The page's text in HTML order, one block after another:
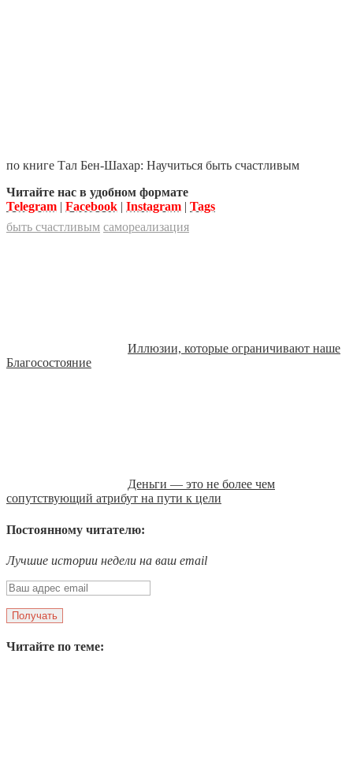
по книге Тал Бен-Шахар: Научиться быть счастливым
Читайте нас в удобном формате
Telegram | Facebook | Instagram | Tags
быть счастливым самореализация
Иллюзии, которые ограничивают наше
Благосостояние
Деньги — это не более чем
сопутствующий атрибут на пути к цели
Постоянному читателю:
Лучшие истории недели на ваш email
Читайте по теме: